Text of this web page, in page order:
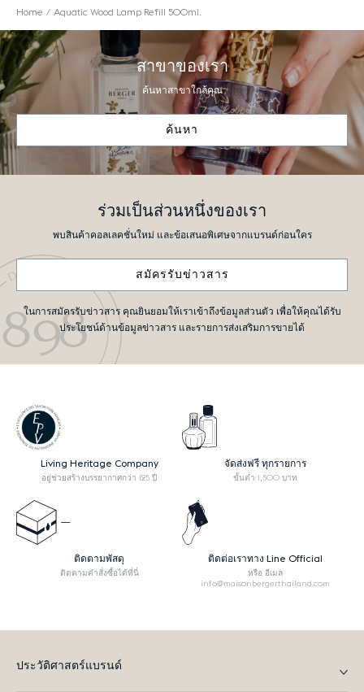
Home Aquatic Wood Lamp Refill 500ml.
สาขาของเรา
ค้นหาสาขาใกล้คุณ
ค้นหา
ร่วมเป็นส่วนหนึ่งของเรา
พบสินค้าคอลเลคชั่นใหม่ และข้อเสนอพิเศษจากแบรนด์ก่อนใคร
สมัครรับข่าวสาร
ในการสมัครรับข่าวสาร คุณยินยอมให้เราเข้าถึงข้อมูลส่วนตัว เพื่อให้คุณได้รับ
ประโยชน์ด้านข้อมูลข่าวสาร และรายการส่งเสริมการขายได้
Living Heritage Company
อยู่ช่วยสร้างบรรยากาศกว่า 125 ปี
จัดส่งฟรี ทุกรายการ
ขั้นต่ำ 1,500 บาท
ติดตามพัสดุ
ติดตามคำสั่งซื้อได้ที่นี่
ติดต่อเราทาง Line Official
หรือ อีเมล
info@maisonbergerthailand.com
ประวัติศาสตร์แบรนด์